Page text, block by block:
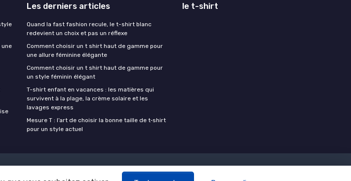
Les derniers articles
Quand la fast fashion recule, le t-shirt blanc
redevient un choix et pas un réflexe
Comment choisir un t shirt haut de gamme pour
une allure féminine élégante
Comment choisir un t shirt haut de gamme pour
un style féminin élégant
T-shirt enfant en vacances : les matières qui
survivent à la plage, la crème solaire et les
lavages express
Mesure T : l’art de choisir la bonne taille de t‑shirt
pour un style actuel
le t-shirt